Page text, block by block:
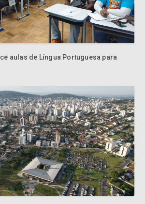
aulas de Língua Portuguesa para
ganham oportunidade de